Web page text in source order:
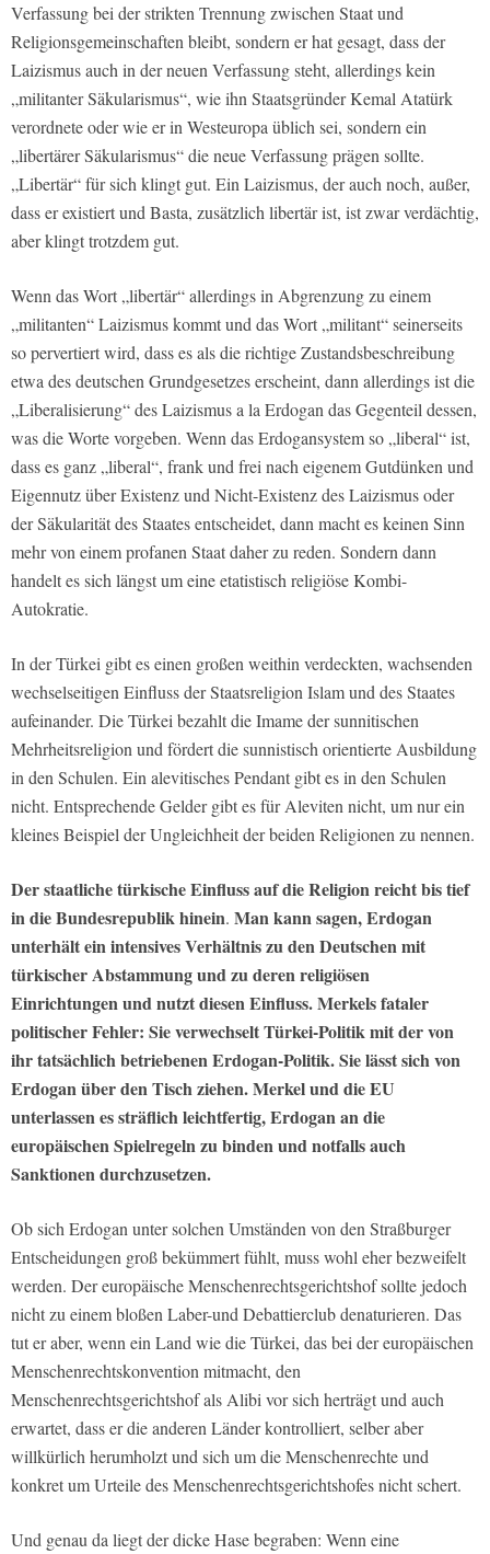
Verfassung bei der strikten Trennung zwischen Staat und
Religionsgemeinschaften bleibt, sondern er hat gesagt, dass der
Laizismus auch in der neuen Verfassung steht, allerdings kein
„militanter Säkularismus“, wie ihn Staatsgründer Kemal Atatürk
verordnete oder wie er in Westeuropa üblich sei, sondern ein
„libertärer Säkularismus“ die neue Verfassung prägen sollte.
„Libertär“ für sich klingt gut. Ein Laizismus, der auch noch, außer,
dass er existiert und Basta, zusätzlich libertär ist, ist zwar verdächtig,
aber klingt trotzdem gut.
Wenn das Wort „libertär“ allerdings in Abgrenzung zu einem
„militanten“ Laizismus kommt und das Wort „militant“ seinerseits
so pervertiert wird, dass es als die richtige Zustandsbeschreibung
etwa des deutschen Grundgesetzes erscheint, dann allerdings ist die
„Liberalisierung“ des Laizismus a la Erdogan das Gegenteil dessen,
was die Worte vorgeben. Wenn das Erdogansystem so „liberal“ ist,
dass es ganz „liberal“, frank und frei nach eigenem Gutdünken und
Eigennutz über Existenz und Nicht-Existenz des Laizismus oder
der Säkularität des Staates entscheidet, dann macht es keinen Sinn
mehr von einem profanen Staat daher zu reden. Sondern dann
handelt es sich längst um eine etatistisch religiöse Kombi-
Autokratie.
In der Türkei gibt es einen großen weithin verdeckten, wachsenden
wechselseitigen Einfluss der Staatsreligion Islam und des Staates
aufeinander. Die Türkei bezahlt die Imame der sunnitischen
Mehrheitsreligion und fördert die sunnistisch orientierte Ausbildung
in den Schulen. Ein alevitisches Pendant gibt es in den Schulen
nicht. Entsprechende Gelder gibt es für Aleviten nicht, um nur ein
kleines Beispiel der Ungleichheit der beiden Religionen zu nennen.
Der staatliche türkische Einfluss auf die Religion reicht bis tief
in die Bundesrepublik hinein. Man kann sagen, Erdogan
unterhält ein intensives Verhältnis zu den Deutschen mit
türkischer Abstammung und zu deren religiösen
Einrichtungen und nutzt diesen Einfluss. Merkels fataler
politischer Fehler: Sie verwechselt Türkei-Politik mit der von
ihr tatsächlich betriebenen Erdogan-Politik. Sie lässt sich von
Erdogan über den Tisch ziehen. Merkel und die EU
unterlassen es sträflich leichtfertig, Erdogan an die
europäischen Spielregeln zu binden und notfalls auch
Sanktionen durchzusetzen.
Ob sich Erdogan unter solchen Umständen von den Straßburger
Entscheidungen groß bekümmert fühlt, muss wohl eher bezweifelt
werden. Der europäische Menschenrechtsgerichtshof sollte jedoch
nicht zu einem bloßen Laber-und Debattierclub denaturieren. Das
tut er aber, wenn ein Land wie die Türkei, das bei der europäischen
Menschenrechtskonvention mitmacht, den
Menschenrechtsgerichtshof als Alibi vor sich herträgt und auch
erwartet, dass er die anderen Länder kontrolliert, selber aber
willkürlich herumholzt und sich um die Menschenrechte und
konkret um Urteile des Menschenrechtsgerichtshofes nicht schert.
Und genau da liegt der dicke Hase begraben: Wenn eine